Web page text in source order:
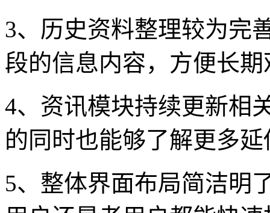
3、历史资料整理较为完
段的信息内容，方便长
4、资讯模块持续更新相
的同时也能够了解更多
5、整体界面布局简洁明